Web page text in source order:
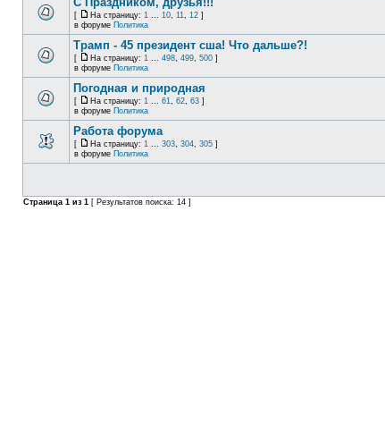
[ На страницу: 1 ... 10, 11, 12 ]
в форуме Политика
Трамп - 45 президент сша! Что дальше?!
[ На страницу: 1 ... 498, 499, 500 ]
в форуме Политика
Погодная и природная
[ На страницу: 1 ... 61, 62, 63 ]
в форуме Политика
Работа форума
[ На страницу: 1 ... 303, 304, 305 ]
в форуме Политика
Страница 1 из 1 [ Результатов поиска: 14 ]